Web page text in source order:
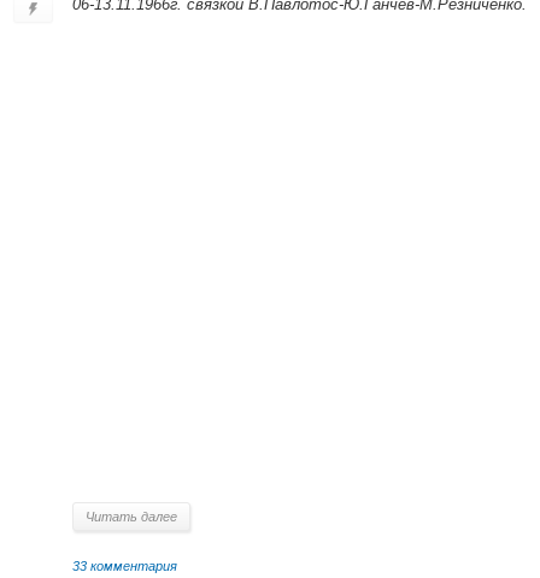
06-13.11.1966г. связкой В.Павлотос-Ю.Ганчев-М.Резниченко.
Читать далее
33 комментария